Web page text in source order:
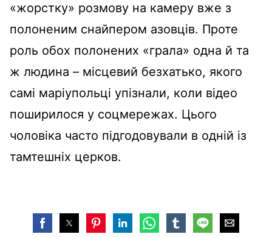
«жорстку» розмову на камеру вже з
полоненим снайпером азовців. Проте
роль обох полонених «грала» одна й та
ж людина – місцевий безхатько, якого
самі маріупольці упізнали, коли відео
поширилося у соцмережах. Цього
чоловіка часто підгодовували в одній із
тамтешніх церков.